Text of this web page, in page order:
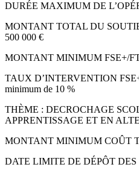
DURÉE MAXIMUM DE
MONTANT TOTAL DU
500 000 €
MONTANT MINIMUM FSE+/
TAUX D’INTERVENTION
minimum de 10 %
THÈME : DECROCHAGE
APPRENTISSAGE ET EN
MONTANT MINIMUM COÛT
DATE LIMITE DE DÉPÔT